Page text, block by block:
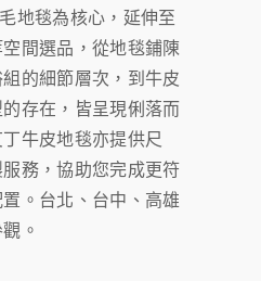
地毯為核心，延伸至
間選品，從地毯鋪陳
的細節層次，到牛皮
存在，皆呈現俐落而
牛皮地毯亦提供尺
務，協助您完成更符
。台北、台中、高雄
。